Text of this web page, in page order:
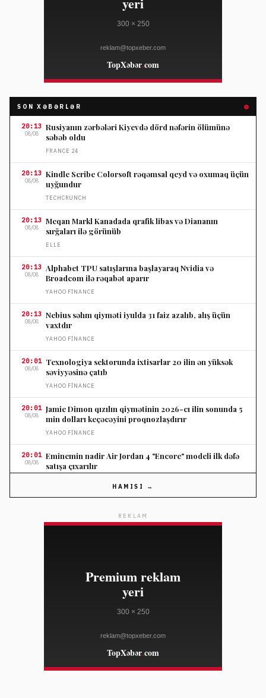
SON XƏBƏRLƏR
20:13
08/08
Rusiyanın zərbələri Kiyevdə dörd nəfərin ölümünə
səbəb oldu
FRANCE 24
20:13
08/08
Kindle Scribe Colorsoft rəqəmsal qeyd və oxumaq üçün
uyğundur
TECHCRUNCH
20:13
08/08
Meqan Markl Kanadada qrafik libas və Diananın
sırğaları ilə görünüb
ELLE
20:13
08/08
Alphabet TPU satışlarına başlayaraq Nvidia və
Broadcom ilə rəqabət aparır
YAHOO FINANCE
20:13
08/08
Nebius səhm qiyməti iyulda 31 faiz azalıb, alış üçün
vaxtdır
YAHOO FINANCE
20:01
08/08
Texnologiya sektorunda ixtisarlar 20 ilin ən yüksək
səviyyəsinə çatıb
YAHOO FINANCE
20:01
08/08
Jamie Dimon qızılın qiymətinin 2026-cı ilin sonunda 5
min dolları keçəcəyini proqnozlaşdırır
YAHOO FINANCE
20:01
08/08
Eminemin nadir Air Jordan 4 "Encore" modeli ilk dəfə
satışa çıxarılır
THE VERGE
Yaponiyada güclü tayfun Okinava adasını vuruq altında
qoyub, Çinə doğru irəliləyir
YAHOO FINANCE
HAMISI →
REKLAM